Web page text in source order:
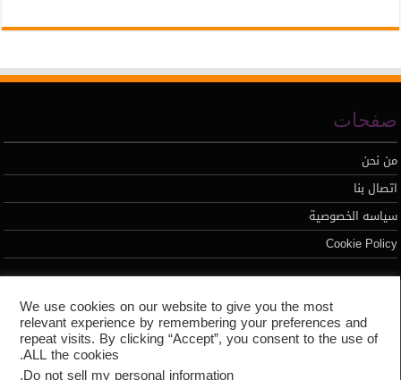
صفحات
من نحن
اتصال بنا
سياسه الخصوصية
Cookie Policy
تطوير محمد السيد
We use cookies on our website to give you the most
relevant experience by remembering your preferences and
repeat visits. By clicking “Accept”, you consent to the use of
ALL the cookies.